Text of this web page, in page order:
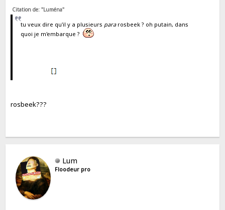
Citation de: "Luména"
tu veux dire qu'il y a plusieurs para rosbeek ? oh putain, dans
quoi je m'embarque ?
rosbeek???
Lum
Floodeur pro